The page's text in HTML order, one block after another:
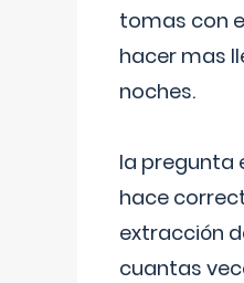
tomas con
hacer mas
noches.
la pregunta
hace
extracción
cuantas